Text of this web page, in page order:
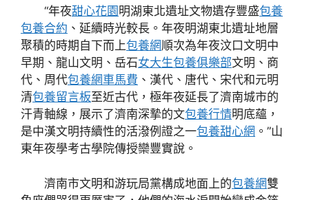
“年夜甜心花園 明湖東北遺址文物遺存豐盛包養
包養合約 、延續時光較長。年夜明湖東北遺址地層
聚積的時期自下而上包養網順次為年夜汶口文明中
早期、龍山文明、岳石女大生包養俱樂部文明、商
代、周代包養網車馬費 、漢代、唐代、宋代和元明
清包養留言板至近古代，極年夜延長了濟南城市的
汗青軸線，展示了濟南深摯的文包養行情明底蘊，
是中漢文明持續性的活潑例證之一包養甜心網 。”山
東年夜學考古學院傳授欒豐實說。
濟南市文明和游玩局黨構成地面上的包養網雙